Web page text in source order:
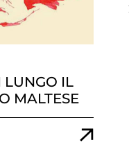
LUNGO IL
MALTESE